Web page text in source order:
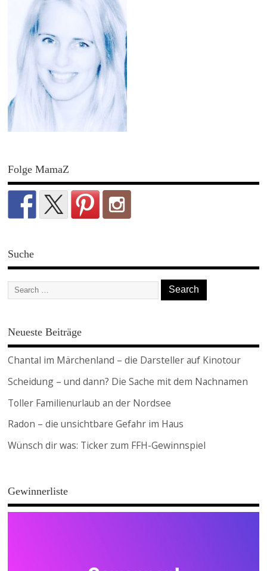
Folge MamaZ
Suche
Neueste Beiträge
Chantal im Märchenland – die Darsteller auf Kinotour
Scheidung – und dann? Die Sache mit dem Nachnamen
Toller Familienurlaub an der Nordsee
Radon – die unsichtbare Gefahr im Haus
Wünsch dir was: Ticker zum FFH-Gewinnspiel
Gewinnerliste